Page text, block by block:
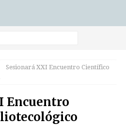
Sesionará XXI Encuentro Científico
Encuentro